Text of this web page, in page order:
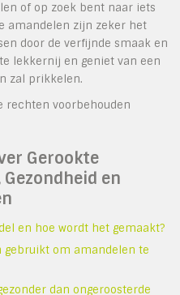
of op zoek bent naar iets
amandelen zijn zeker het
door de verfijnde smaak en
lekkernij en geniet van een
zal prikkelen.
rechten voorbehouden
Gerookte
en
en hoe wordt het gemaakt?
gebruikt om amandelen te
dan ongeroosterde